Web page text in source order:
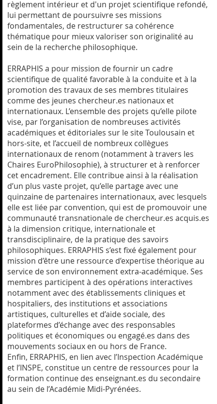
règlement intérieur et d'un projet scientifique refondé,
lui permettant de poursuivre ses missions
fondamentales, de restructurer sa cohérence
thématique pour mieux valoriser son originalité au
sein de la recherche philosophique.
ERRAPHIS a pour mission de fournir un cadre
scientifique de qualité favorable à la conduite et à la
promotion des travaux de ses membres titulaires
comme des jeunes chercheur.es nationaux et
internationaux. L’ensemble des projets qu’elle pilote
vise, par l’organisation de nombreuses activités
académiques et éditoriales sur le site Toulousain et
hors-site, et l’accueil de nombreux collègues
internationaux de renom (notamment à travers les
Chaires EuroPhilosophie), à structurer et à renforcer
cet encadrement. Elle contribue ainsi à la réalisation
d’un plus vaste projet, qu’elle partage avec une
quinzaine de partenaires internationaux, avec lesquels
elle est liée par convention, qui est de promouvoir une
communauté transnationale de chercheur.es acquis.es
à la dimension critique, internationale et
transdisciplinaire, de la pratique des savoirs
philosophiques. ERRAPHIS s’est fixé également pour
mission d’être une ressource d’expertise théorique au
service de son environnement extra-académique. Ses
membres participent à des opérations interactives
notamment avec des établissements cliniques et
hospitaliers, des institutions et associations
artistiques, culturelles et d’aide sociale, des
plateformes d’échange avec des responsables
politiques et économiques ou engagé.es dans des
mouvements sociaux en ou hors de France.
Enfin, ERRAPHIS, en lien avec l’Inspection Académique
et l’INSPE, constitue un centre de ressources pour la
formation continue des enseignant.es du secondaire
au sein de l’Académie Midi-Pyrénées.